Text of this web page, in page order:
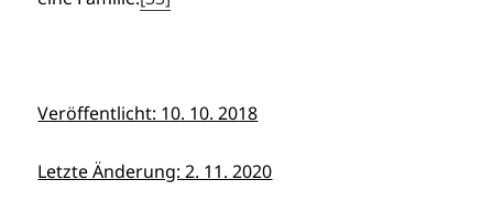
Veröffentlicht: 10. 10. 2018
Letzte Änderung: 2. 11. 2020